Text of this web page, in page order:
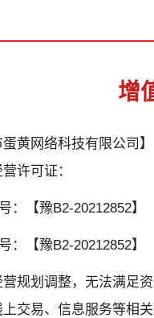
增
蛋黄网络科技有限公司
许可证：
：【豫B2-20212852】
：【豫B2-20212852】
营规划调整，无法满足
上交易、信息服务等相